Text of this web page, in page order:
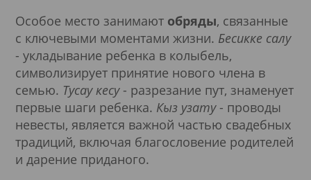
Особое место занимают обряды, связанные
с ключевыми моментами жизни. Бесикке салу
- укладывание ребенка в колыбель,
символизирует принятие нового члена в
семью. Тусау кесу- разрезание пут, знаменует
первые шаги ребенка. Кыз узату- проводы
невесты, является важной частью свадебных
традиций, включая благословение родителей
и дарение приданого.